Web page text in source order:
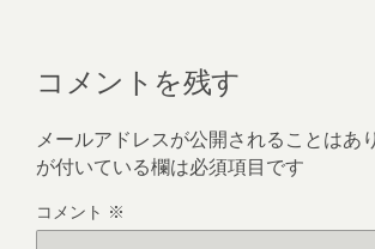
コメントを残す
メールアドレスが公開されることはあ
が付いている欄は必須項目です
コメント ※